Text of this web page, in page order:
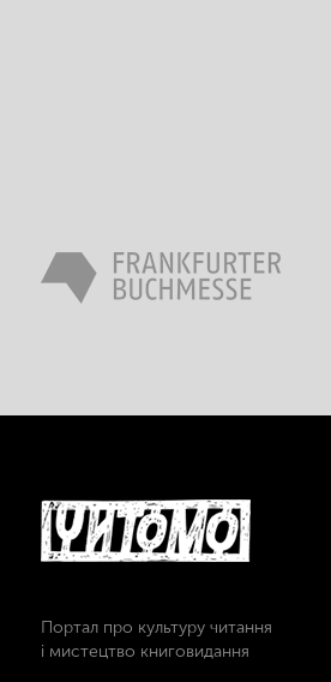
Портал про культуру читання
і мистецтво книговидання